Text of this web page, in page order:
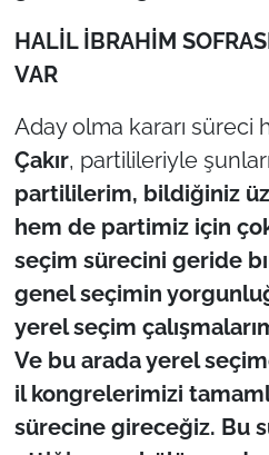
HALİL İBRAHİM
VAR
Aday olma kararı süreci
Çakır, partilileriyle
partililerim, bildiğiniz
hem de partimiz için
seçim sürecini geride
genel seçimin
yerel seçim
Ve bu arada yerel
il kongrelerimizi
sürecine gireceğiz. Bu